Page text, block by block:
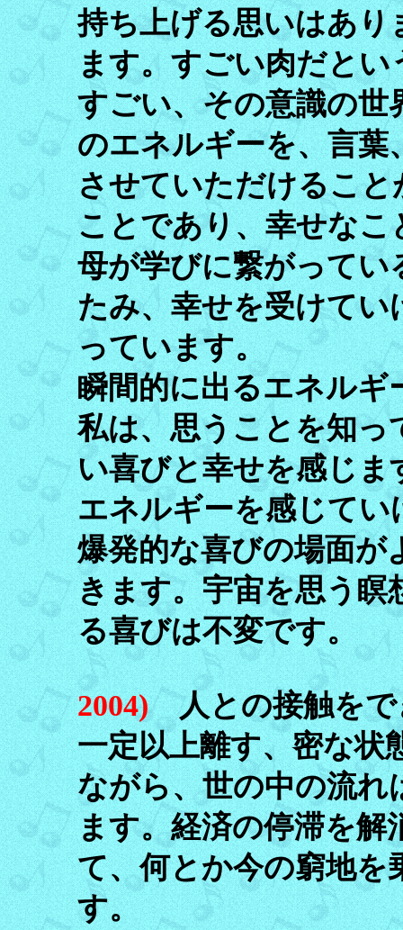
持ち上げる思いはあり
ます。すごい肉だと
すごい、その意識の世
のエネルギーを、言葉
させていただけるこ
ことであり、幸せなこ
母が学びに繋がって
たみ、幸せを受けて
っています。
瞬間的に出るエネルギ
私は、思うことを知っ
い喜びと幸せを感じま
エネルギーを感じて
爆発的な喜びの場面が
きます。宇宙を思う瞑
る喜びは不変です。
2004)人との接触をで
一定以上離す、密な状
ながら、世の中の流れ
ます。経済の停滞を解
て、何とか今の窮地を
す。